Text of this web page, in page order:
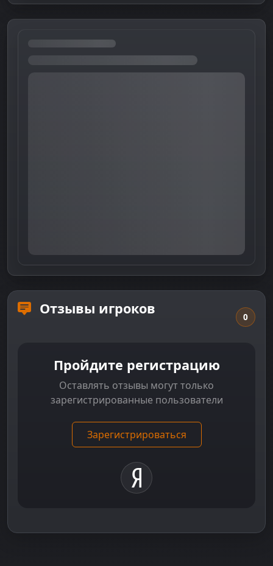
Отзывы игроков 0
Пройдите регистрацию
Оставлять отзывы могут только
зарегистрированные пользователи
Зарегистрироваться